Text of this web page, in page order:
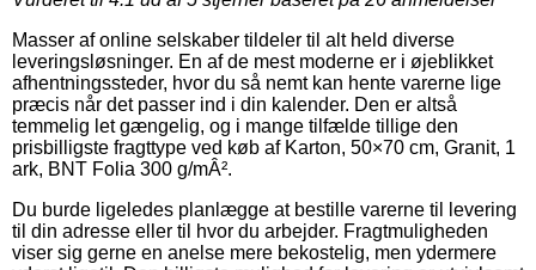
Masser af online selskaber tildeler til alt held diverse
leveringsløsninger. En af de mest moderne er i øjeblikket
afhentningssteder, hvor du så nemt kan hente varerne lige
præcis når det passer ind i din kalender. Den er altså
temmelig let gængelig, og i mange tilfælde tillige den
prisbilligste fragttype ved køb af Karton, 50×70 cm, Granit, 1
ark, BNT Folia 300 g/mÂ².
Du burde ligeledes planlægge at bestille varerne til levering
til din adresse eller til hvor du arbejder. Fragtmuligheden
viser sig gerne en anelse mere bekostelig, men ydermere